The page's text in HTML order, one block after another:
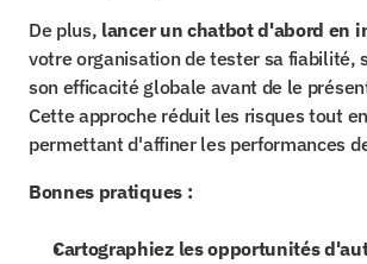
De plus, lancer un chatbot d'abord en
votre organisation de tester sa fiabilité,
son efficacité globale avant de le
Cette approche réduit les risques tout
permettant d'affiner les performances
Bonnes pratiques :
Cartographiez les opportunités